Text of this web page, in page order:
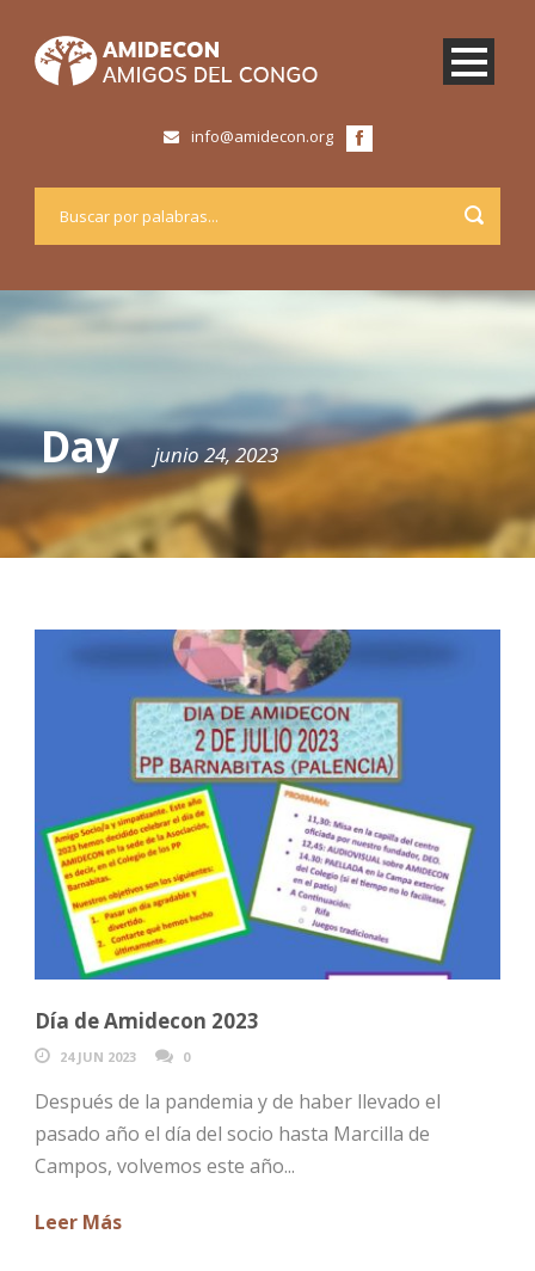
info@amidecon.org
Day junio 24, 2023
Día de Amidecon 2023
24 JUN 2023 0
Después de la pandemia y de haber llevado el
pasado año el día del socio hasta Marcilla de
Campos, volvemos este año...
Leer Más